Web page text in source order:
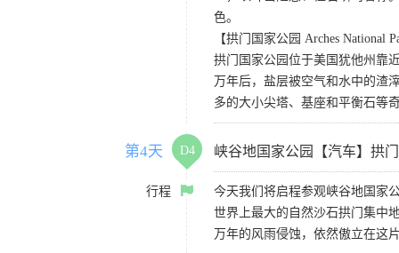
色。
【拱门国家公园 Arches National
拱门国家公园位于美国犹他州靠
万年后，盐层被空气和水中的渣
多的大小尖塔、基座和平衡石等
第4天 D4 峡谷地国家公园【汽车】拱
行程
今天我们将启程参观峡谷地国家
世界上最大的自然沙石拱门集中
万年的风雨侵蚀，依然傲立在这